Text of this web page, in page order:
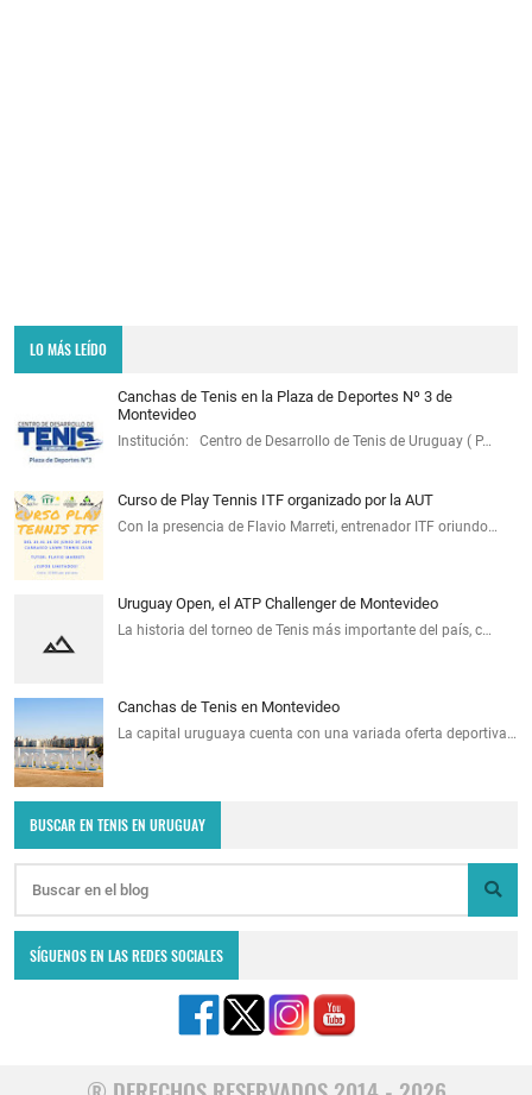
LO MÁS LEÍDO
Canchas de Tenis en la Plaza de Deportes Nº 3 de
Montevideo
Institución: Centro de Desarrollo de Tenis de Uruguay ( P…
Curso de Play Tennis ITF organizado por la AUT
Con la presencia de Flavio Marreti, entrenador ITF oriundo…
Uruguay Open, el ATP Challenger de Montevideo
La historia del torneo de Tenis más importante del país, c…
Canchas de Tenis en Montevideo
La capital uruguaya cuenta con una variada oferta deportiva…
BUSCAR EN TENIS EN URUGUAY
SÍGUENOS EN LAS REDES SOCIALES